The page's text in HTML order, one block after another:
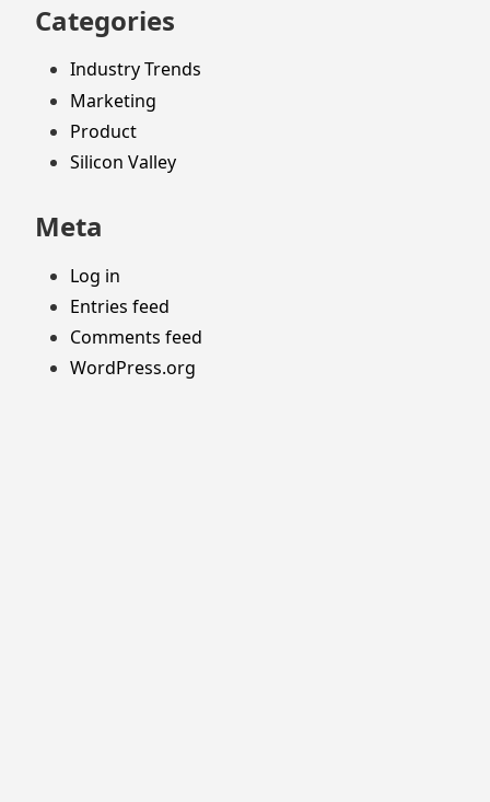
Categories
Industry Trends
Marketing
Product
Silicon Valley
Meta
Log in
Entries feed
Comments feed
WordPress.org